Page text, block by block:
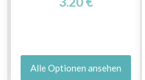
Alle Optionen ansehen